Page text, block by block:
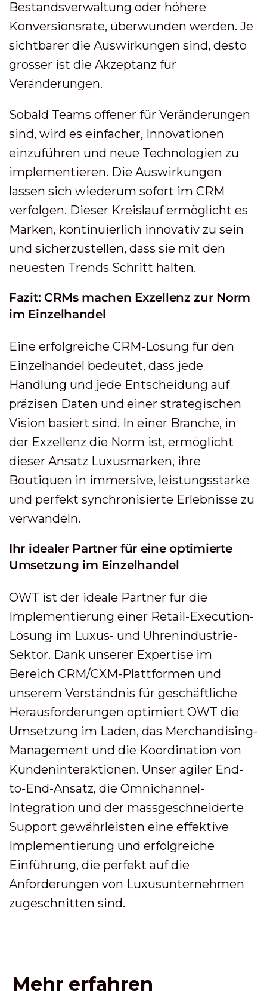
Bestandsverwaltung oder höhere
Konversionsrate, überwunden werden. Je
sichtbarer die Auswirkungen sind, desto
grösser ist die Akzeptanz für
Veränderungen.
Sobald Teams offener für Veränderungen
sind, wird es einfacher, Innovationen
einzuführen und neue Technologien zu
implementieren. Die Auswirkungen
lassen sich wiederum sofort im CRM
verfolgen. Dieser Kreislauf ermöglicht es
Marken, kontinuierlich innovativ zu sein
und sicherzustellen, dass sie mit den
neuesten Trends Schritt halten.
Fazit: CRMs machen Exzellenz zur Norm
im Einzelhandel
Eine erfolgreiche CRM-Lösung für den
Einzelhandel bedeutet, dass jede
Handlung und jede Entscheidung auf
präzisen Daten und einer strategischen
Vision basiert sind. In einer Branche, in
der Exzellenz die Norm ist, ermöglicht
dieser Ansatz Luxusmarken, ihre
Boutiquen in immersive, leistungsstarke
und perfekt synchronisierte Erlebnisse zu
verwandeln.
Ihr idealer Partner für eine optimierte
Umsetzung im Einzelhandel
OWT ist der ideale Partner für die
Implementierung einer Retail-Execution-
Lösung im Luxus- und Uhrenindustrie-
Sektor. Dank unserer Expertise im
Bereich CRM/CXM-Plattformen und
unserem Verständnis für geschäftliche
Herausforderungen optimiert OWT die
Umsetzung im Laden, das Merchandising-
Management und die Koordination von
Kundeninteraktionen. Unser agiler End-
to-End-Ansatz, die Omnichannel-
Integration und der massgeschneiderte
Support gewährleisten eine effektive
Implementierung und erfolgreiche
Einführung, die perfekt auf die
Anforderungen von Luxusunternehmen
zugeschnitten sind.
Mehr erfahren